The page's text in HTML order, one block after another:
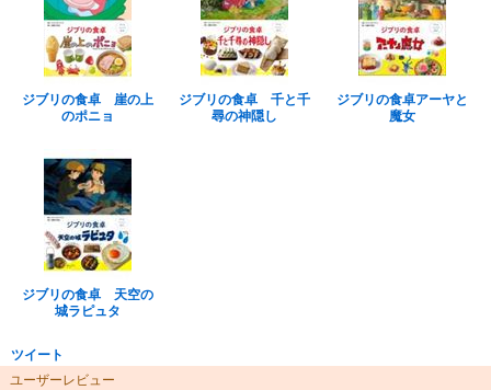
ジブリの食卓 崖の上
のポニョ
ジブリの食卓 千と千
尋の神隠し
ジブリの食卓アーヤと
魔女
ジブリの食卓 天空の
城ラピュタ
ツイート
ユーザーレビュー